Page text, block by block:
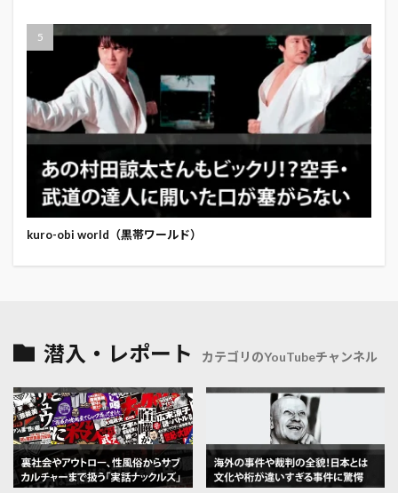
kuro-obi world（黒帯ワールド）
潜入・レポート カテゴリのYouTubeチャンネル